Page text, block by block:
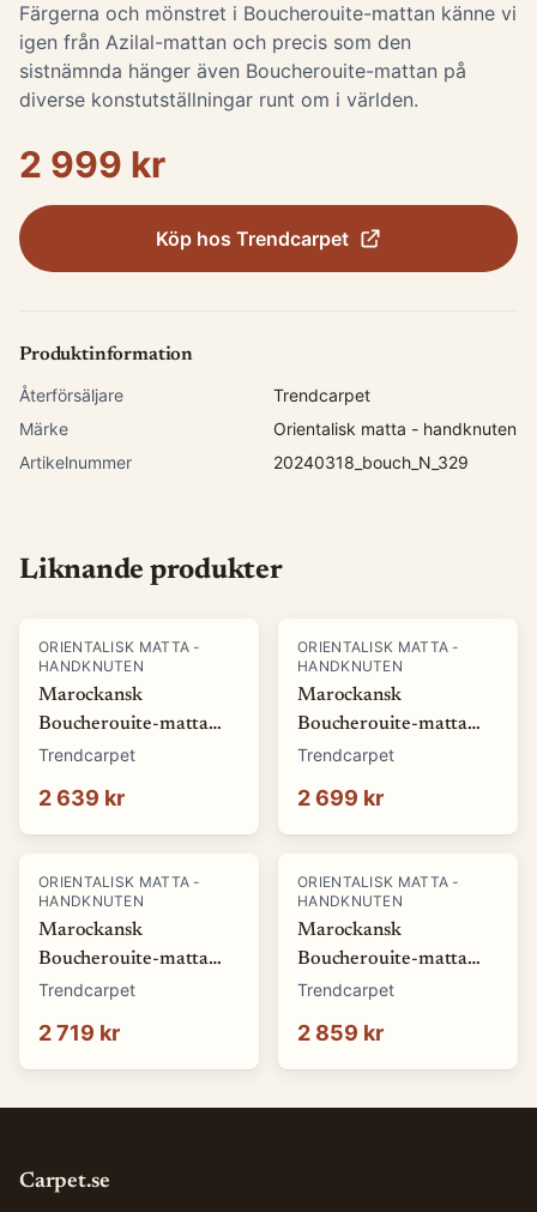
Färgerna och mönstret i Boucherouite-mattan känne vi
igen från Azilal-mattan och precis som den
sistnämnda hänger även Boucherouite-mattan på
diverse konstutställningar runt om i världen.
2 999 kr
Köp hos Trendcarpet
Produktinformation
Återförsäljare
Trendcarpet
Märke
Orientalisk matta - handknuten
Artikelnummer
20240318_bouch_N_329
Liknande produkter
ORIENTALISK MATTA -
HANDKNUTEN
Marockansk
Boucherouite-matta
125 x 215 cm (Storlek:
Trendcarpet
2 639 kr
ORIENTALISK MATTA -
HANDKNUTEN
Marockansk
Boucherouite-matta
125 x 220 cm (Storlek:
Trendcarpet
2 699 kr
ORIENTALISK MATTA -
HANDKNUTEN
Marockansk
Boucherouite-matta
135 x 205 cm (Storlek:
Trendcarpet
2 719 kr
ORIENTALISK MATTA -
HANDKNUTEN
Marockansk
Boucherouite-matta
130 x 225 cm (Storlek:
Trendcarpet
2 859 kr
Carpet.se